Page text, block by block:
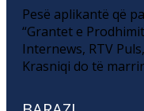
Pesë aplikantë që
“Grantet e
Internews, RTV
Krasniqi do të